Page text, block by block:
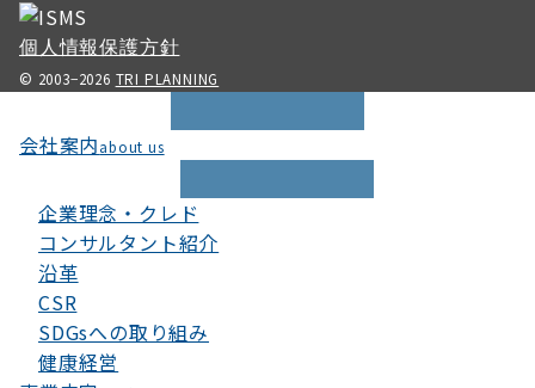
個人情報保護方針
© 2003−2026 TRI PLANNING
会社案内about us
企業理念・クレド
コンサルタント紹介
沿革
CSR
SDGsへの取り組み
健康経営